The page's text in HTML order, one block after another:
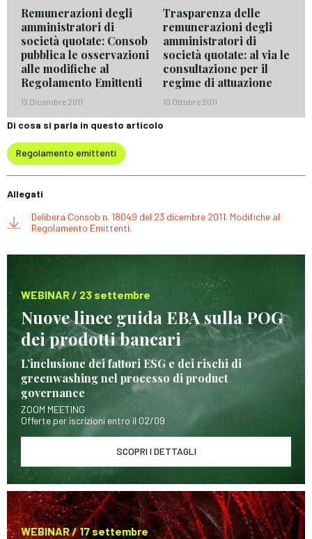
Remunerazioni degli
amministratori di
società quotate: Consob
pubblica le osservazioni
alle modifiche al
Regolamento Emittenti
13 Dicembre 2011
Trasparenza delle
remunerazioni degli
amministratori di
società quotate: al via le
consultazione per il
regime di attuazione
10 Ottobre 2011
Di cosa si parla in questo articolo
Regolamento emittenti
Allegati
Delibera Consob n. 18049 del 23 dicembre 2011. Modifiche al
Regolamento Emittenti.
WEBINAR / 23 settembre
Nuove linee guida EBA sulla POG
dei prodotti bancari
L’inclusione dei fattori ESG e dei rischi di
greenwashing nel processo di product
governance
ZOOM MEETING
Offerte per iscrizioni entro il 02/09
SCOPRI I DETTAGLI
WEBINAR / 17 settembre